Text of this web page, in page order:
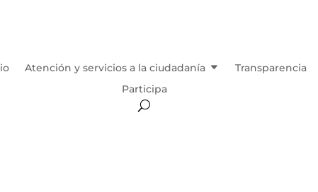
Atención y servicios a la ciudadanía
Transparencia
Participa